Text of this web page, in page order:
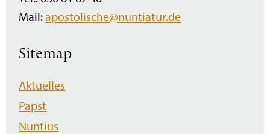
Mail:apostolische@nuntiatur.de
Sitemap
Navigation
überspringen
Aktuelles
Papst
Nuntius